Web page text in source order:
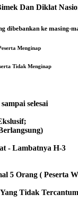
Dan Diklat
dibebankan ke masing-
Menginap
Tidak Menginap
selesai
- Lambatnya H-3
5 Orang ( Peserta
Tidak